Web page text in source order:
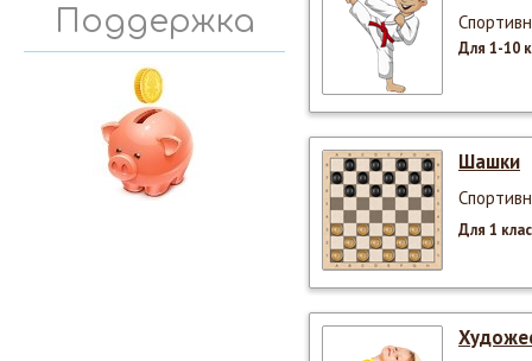
Поддержка
Для 1-10
Шашки
Для 1